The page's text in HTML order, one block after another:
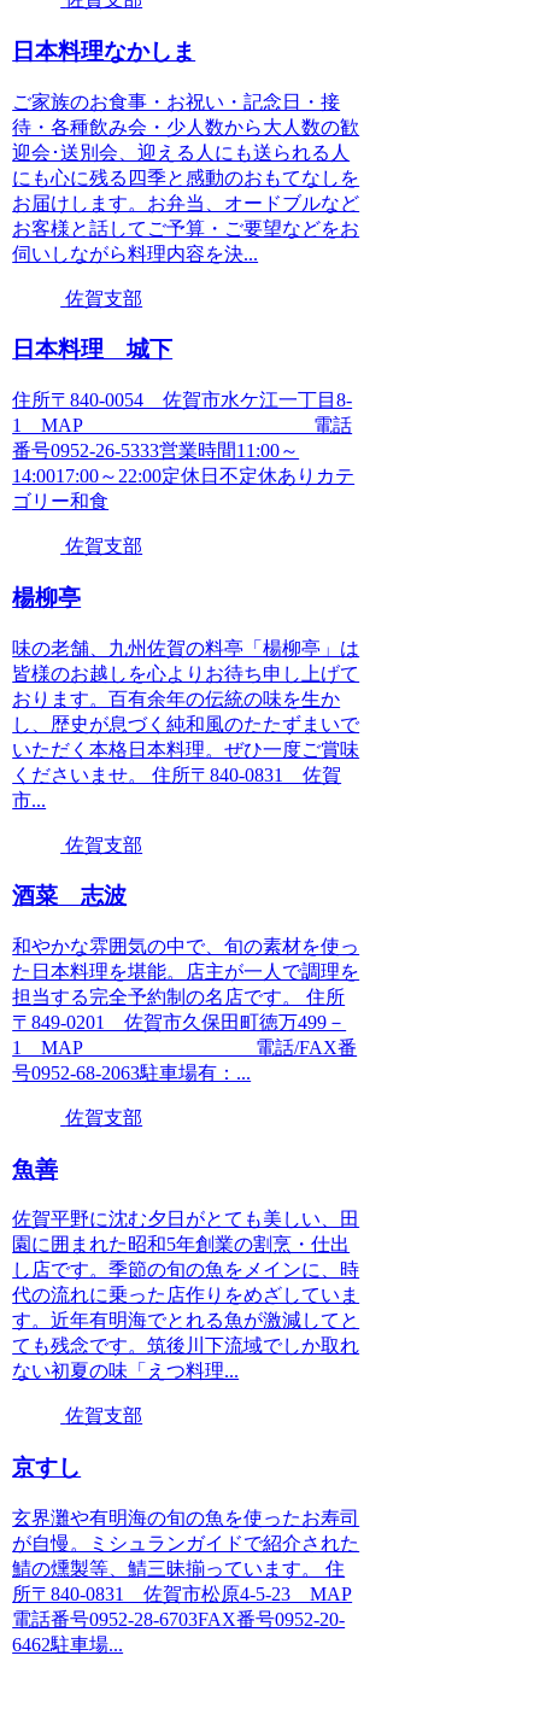
日本料理なかしま
ご家族のお食事・お祝い・記念日・接
待・各種飲み会・少人数から大人数の歓
迎会･送別会、迎える人にも送られる人
にも心に残る四季と感動のおもてなしを
お届けします。お弁当、オードブルなど
お客様と話してご予算・ご要望などをお
伺いしながら料理内容を決...
佐賀支部
日本料理 城下
住所〒840-0054 佐賀市水ケ江一丁目8-
1 MAP 電話
番号0952-26-5333営業時間11:00～
14:0017:00～22:00定休日不定休ありカテ
ゴリー和食
佐賀支部
楊柳亭
味の老舗、九州佐賀の料亭「楊柳亭」は
皆様のお越しを心よりお待ち申し上げて
おります。百有余年の伝統の味を生か
し、歴史が息づく純和風のたたずまいで
いただく本格日本料理。ぜひ一度ご賞味
くださいませ。 住所〒840-0831 佐賀
市...
佐賀支部
酒菜 志波
和やかな雰囲気の中で、旬の素材を使っ
た日本料理を堪能。店主が一人で調理を
担当する完全予約制の名店です。 住所
〒849-0201 佐賀市久保田町徳万499－
1 MAP 電話/FAX番
号0952-68-2063駐車場有：...
佐賀支部
魚善
佐賀平野に沈む夕日がとても美しい、田
園に囲まれた昭和5年創業の割烹・仕出
し店です。季節の旬の魚をメインに、時
代の流れに乗った店作りをめざしていま
す。近年有明海でとれる魚が激減してと
ても残念です。筑後川下流域でしか取れ
ない初夏の味「えつ料理...
佐賀支部
京すし
玄界灘や有明海の旬の魚を使ったお寿司
が自慢。ミシュランガイドで紹介された
鯖の燻製等、鯖三昧揃っています。 住
所〒840-0831 佐賀市松原4-5-23 MAP
電話番号0952-28-6703FAX番号0952-20-
6462駐車場...